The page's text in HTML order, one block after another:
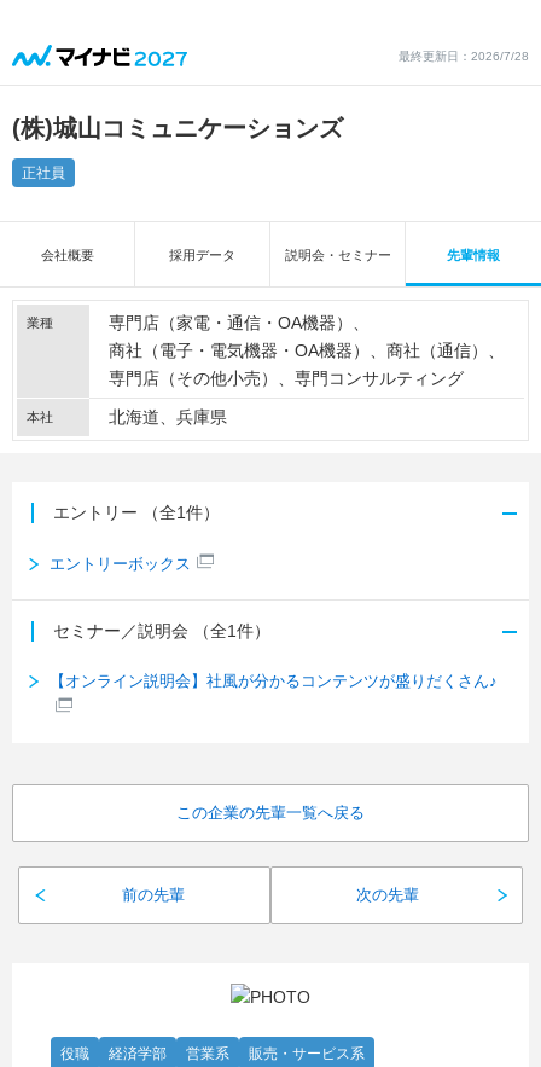
最終更新日：2026/7/28
(株)城山コミュニケーションズ
正社員
会社概要 採用データ 説明会・セミナー 先輩情報
業種
専門店（家電・通信・OA機器）
商社（電子・電気機器・OA機器）
商社（通信）
専門店（その他小売）
専門コンサルティング
本社 北海道、兵庫県
エントリー （全1件）
エントリーボックス
セミナー／説明会 （全1件）
【オンライン説明会】社風が分かるコンテンツが盛りだくさん♪
前の先輩
この企業の先輩一覧へ戻る
次の先輩
役職 経済学部 営業系 販売・サービス系